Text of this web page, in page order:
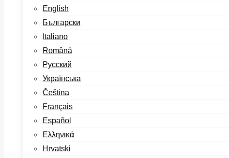
English
Български
Italiano
Română
Русский
Українська
Čeština
Français
Español
Ελληνικά
Hrvatski